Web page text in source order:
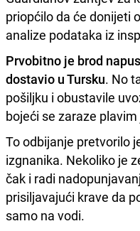
priopćilo da će donijeti
analize podataka iz
Prvobitno je brod
dostavio u Tursku. No
pošiljku i obustavile
bojeći se zaraze
To odbijanje pretvorilo
izgnanika. Nekoliko je
čak i radi
prisiljavajući krave da
samo na vodi.